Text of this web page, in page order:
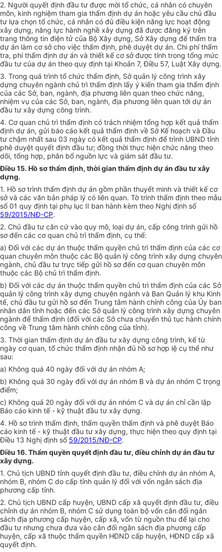
2. Người quyết định đầu tư được mời tổ chức, cá nhân có chuyên
môn, kinh nghiệm tham gia thẩm định dự án hoặc yêu cầu chủ đầu
tư lựa chọn tổ chức, cá nhân có đủ điều kiện năng lực hoạt động
xây dựng, năng lực hành nghề xây dựng đã được đăng ký trên
trang thông tin điện tử của Bộ Xây dựng, Sở Xây dựng để thẩm tra
dự án làm cơ sở cho việc thẩm định, phê duyệt dự án. Chi phí thẩm
tra, phí thẩm định dự án và thiết kế cơ sở được tính trong tổng mức
đầu tư của dự án theo quy định tại Khoản 7, Điều 57, Luật Xây dựng.
3. Trong quá trình tổ chức thẩm định, Sở quản lý công trình xây
dựng chuyên ngành chủ trì thẩm định lấy ý kiến tham gia thẩm định
của các Sở, ban, ngành, địa phương liên quan theo chức năng,
nhiệm vụ của các Sở, ban, ngành, địa phương liên quan tới dự án
đầu tư xây dựng công trình.
4. Cơ quan chủ trì thẩm định có trách nhiệm tổng hợp kết quả thẩm
định dự án, gửi báo cáo kết quả thẩm định về Sở Kế hoạch và Đầu
tư chậm nhất sau 03 ngày có kết quả thẩm định để trình UBND tỉnh
phê duyệt quyết định đầu tư; đồng thời thực hiện chức năng theo
dõi, tổng hợp, phân bổ nguồn lực và giám sát đầu tư.
Điều 15. Hồ sơ thẩm định, thời gian thẩm định dự án đầu tư xây
dựng.
1. Hồ sơ trình thẩm định dự án gồm phần thuyết minh và thiết kế cơ
sở và các văn bản pháp lý có liên quan. Tờ trình thẩm định theo mẫu
số 01 quy định tại phụ lục II ban hành kèm theo Nghị định số
59/2015/NĐ-CP.
2. Chủ đầu tư căn cứ vào quy mô, loại dự án, cấp công trình gửi hồ
sơ đến các cơ quan chủ trì thẩm định, cụ thể:
a) Đối với các dự án thuộc thẩm quyền chủ trì thẩm định của các cơ
quan chuyên môn thuộc các Bộ quản lý công trình xây dựng chuyên
ngành, chủ đầu tư trực tiếp gửi hồ sơ đến cơ quan chuyên môn
thuộc các Bộ chủ trì thẩm định.
b) Đối với các dự án thuộc thẩm quyền chủ trì thẩm định của các Sở
quản lý công trình xây dựng chuyên ngành và Ban Quản lý khu Kinh
tế, chủ đầu tư gửi hồ sơ đến Trung tâm hành chính công của Ủy ban
nhân dân tỉnh hoặc đến các Sở quản lý công trình xây dựng chuyên
ngành để thẩm định (đối với các Sở chưa chuyển thủ tục hành chính
công về Trung tâm hành chính công của tỉnh).
3. Thời gian thẩm định dự án đầu tư xây dựng công trình, kể từ
ngày cơ quan, tổ chức thẩm định nhận đủ hồ sơ hợp lệ cụ thể như
sau:
a) Không quá 40 ngày đối với dự án nhóm A;
b) Không quá 30 ngày đối với dự án nhóm B và dự án nhóm C trọng
điểm;
c) Không quá 20 ngày đối với dự án nhóm C và dự án chỉ cần lập
Báo cáo kinh tế - kỹ thuật đầu tư xây dựng.
4. Hồ sơ trình thẩm định, thẩm quyền thẩm định và phê duyệt Báo
cáo kinh tế - kỹ thuật đầu tư xây dựng, thực hiện theo quy định tại
Điều 13 Nghị định số 59/2015/NĐ-CP.
Điều 16. Thẩm quyền quyết định đầu tư, điều chỉnh dự án đầu tư
xây dựng.
1. Chủ tịch UBND tỉnh quyết định đầu tư, điều chỉnh dự án nhóm A,
nhóm B, nhóm C do cấp tỉnh quản lý đối với vốn ngân sách địa
phương cấp tỉnh.
2. Chủ tịch UBND cấp huyện, UBND cấp xã quyết định đầu tư, điều
chỉnh dự án nhóm B, nhóm C sử dụng toàn bộ vốn cân đối ngân
sách địa phương cấp huyện, cấp xã, vốn từ nguồn thu để lại cho
đầu tư nhưng chưa đưa vào cân đối ngân sách địa phương cấp
huyện, cấp xã thuộc thẩm quyền HĐND cấp huyện, HĐND cấp xã
quyết định.